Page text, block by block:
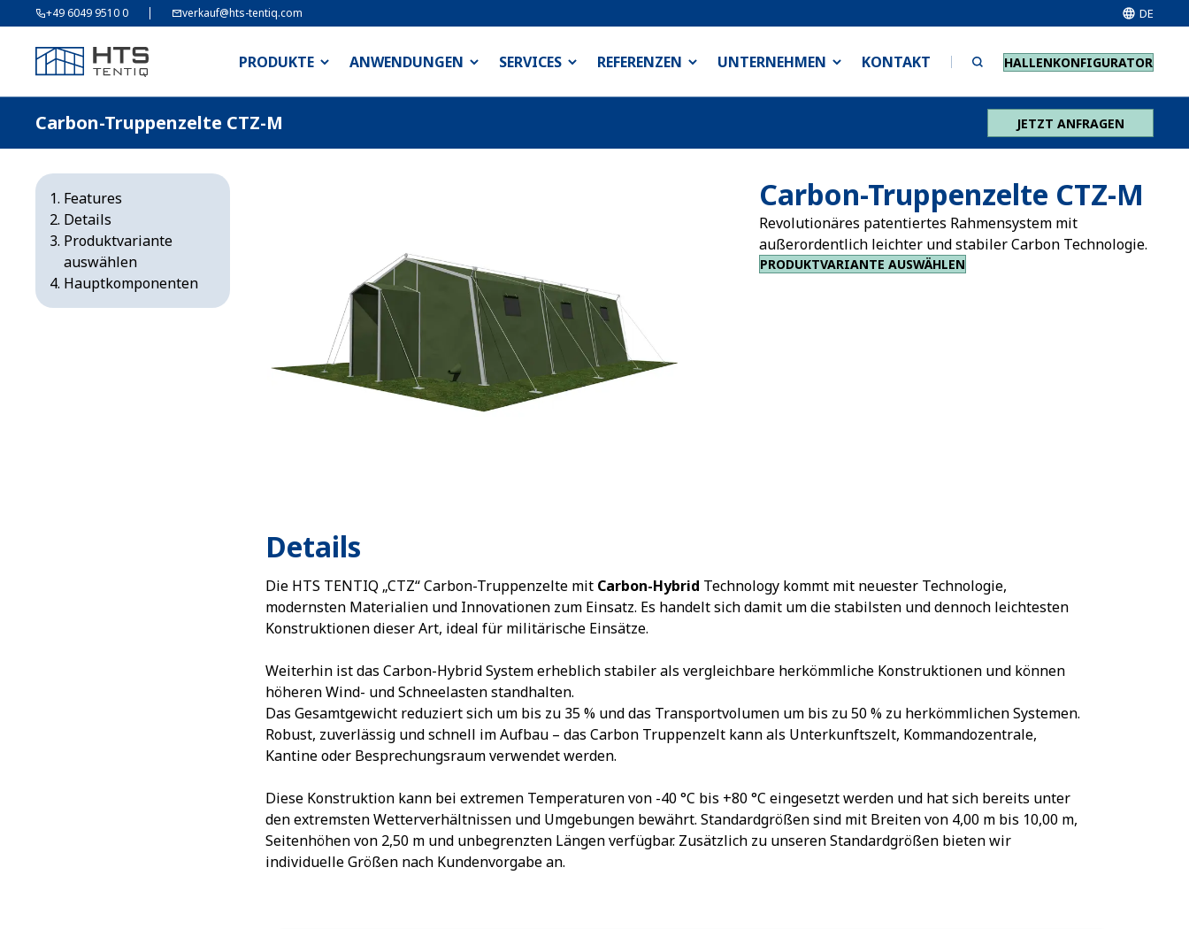
+49 6049 9510 0 verkauf@hts-tentiq.com DE
PRODUKTE ANWENDUNGEN SERVICES REFERENZEN UNTERNEHMEN KONTAKT HALLENKONFIGURATOR
Carbon-Truppenzelte CTZ-M JETZT ANFRAGEN
Features
Details
Produktvariante
auswählen
Hauptkomponenten
Carbon-Truppenzelte CTZ-M
Revolutionäres patentiertes Rahmensystem mit
außerordentlich leichter und stabiler Carbon Technologie.
PRODUKTVARIANTE AUSWÄHLEN
Details
Die HTS TENTIQ „CTZ“ Carbon-Truppenzelte mit Carbon-Hybrid Technology kommt mit neuester Technologie,
modernsten Materialien und Innovationen zum Einsatz. Es handelt sich damit um die stabilsten und dennoch leichtesten
Konstruktionen dieser Art, ideal für militärische Einsätze.
Weiterhin ist das Carbon-Hybrid System erheblich stabiler als vergleichbare herkömmliche Konstruktionen und können
höheren Wind- und Schneelasten standhalten.
Das Gesamtgewicht reduziert sich um bis zu 35 % und das Transportvolumen um bis zu 50 % zu herkömmlichen Systemen.
Robust, zuverlässig und schnell im Aufbau – das Carbon Truppenzelt kann als Unterkunftszelt, Kommandozentrale,
Kantine oder Besprechungsraum verwendet werden.
Diese Konstruktion kann bei extremen Temperaturen von -40 °C bis +80 °C eingesetzt werden und hat sich bereits unter
den extremsten Wetterverhältnissen und Umgebungen bewährt. Standardgrößen sind mit Breiten von 4,00 m bis 10,00 m,
Seitenhöhen von 2,50 m und unbegrenzten Längen verfügbar. Zusätzlich zu unseren Standardgrößen bieten wir
individuelle Größen nach Kundenvorgabe an.